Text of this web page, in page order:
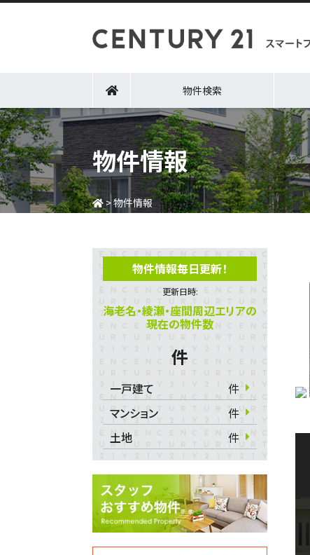
物件検索
物件情報
>物件情報
物件情報毎日更新！
更新日時:
海老名・綾瀬・座間周辺エリアの
現在の物件数
件
一戸建て
件
マンション
件
土地
件